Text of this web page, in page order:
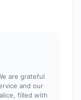
are grateful
and our
filled with